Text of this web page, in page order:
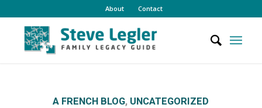
About Contact
A FRENCH BLOG, UNCATEGORIZED